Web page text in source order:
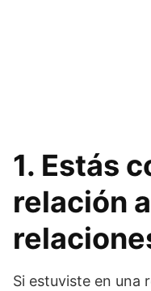
1. Estás
relación
Si estuviste en una